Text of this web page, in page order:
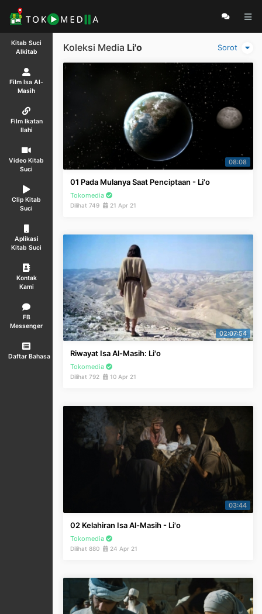
Kitab Suci
Alkitab
Film Isa Al-
Masih
Film Ikatan
Ilahi
Video Kitab
Suci
Clip Kitab
Suci
Aplikasi
Kitab Suci
Kontak
Kami
FB
Messenger
Daftar Bahasa
Sorot
Koleksi Media Li'o
08:08
01 Pada Mulanya Saat Penciptaan - Li'o
Tokomedia
Dilihat 749 21 Apr 21
02:07:54
Riwayat Isa Al-Masih: Li'o
Tokomedia
Dilihat 792 10 Apr 21
03:44
02 Kelahiran Isa Al-Masih - Li'o
Tokomedia
Dilihat 880 24 Apr 21